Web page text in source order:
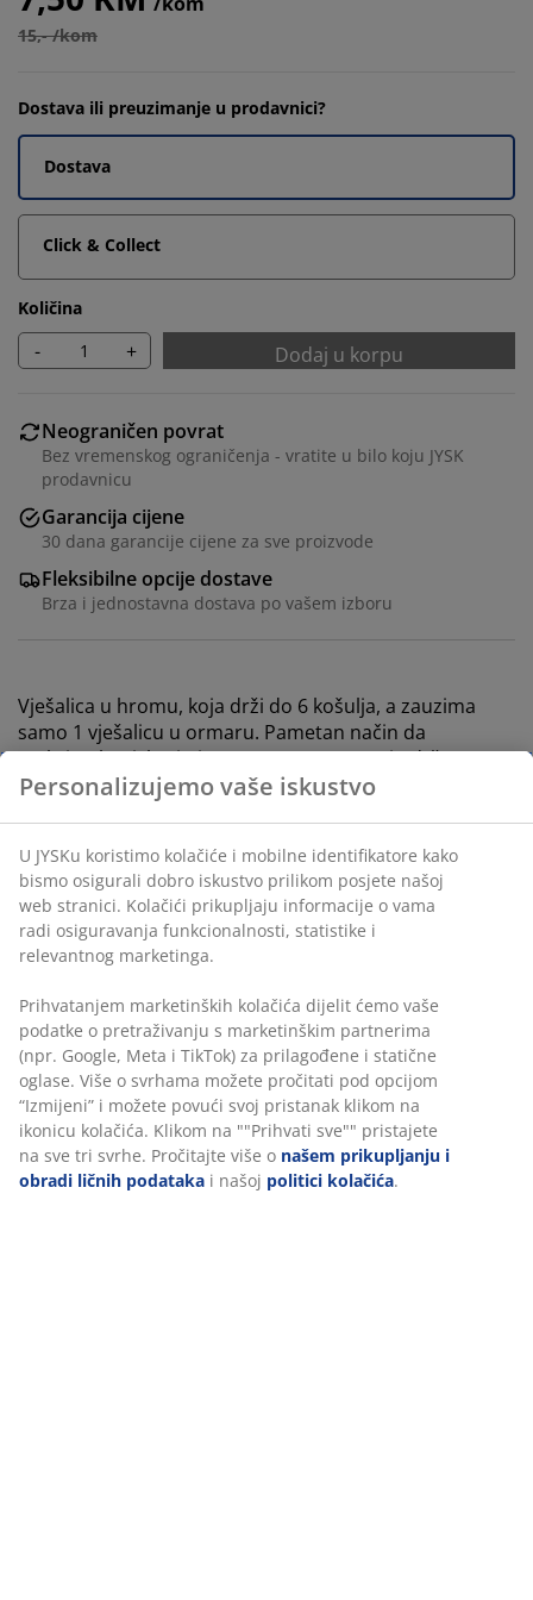
15,- /kom
Dostava ili preuzimanje u prodavnici?
Dostava
Click & Collect
Količina
- + Dodaj u korpu
Neograničen povrat
Bez vremenskog ograničenja - vratite u bilo koju JYSK
prodavnicu
Garancija cijene
30 dana garancije cijene za sve proizvode
Fleksibilne opcije dostave
Brza i jednostavna dostava po vašem izboru
Vješalica u hromu, koja drži do 6 košulja, a zauzima
samo 1 vješalicu u ormaru. Pametan način da
maksimalno iskoristite prostor u ormaru i održavate
košulje organiziranim i bez nabora. D41xV65 cm
šifra artikla: 3979102
Podaci o proizvodu
Recenzije
(116)
Dostava
Personalizujemo vaše iskustvo
U JYSKu koristimo kolačiće i mobilne identifikatore kako
bismo osigurali dobro iskustvo prilikom posjete našoj
web stranici. Kolačići prikupljaju informacije o vama
radi osiguravanja funkcionalnosti, statistike i
relevantnog marketinga.
Prihvatanjem marketinških kolačića dijelit ćemo vaše
podatke o pretraživanju s marketinškim partnerima
(npr. Google, Meta i TikTok) za prilagođene i statične
oglase. Više o svrhama možete pročitati pod opcijom
“Izmijeni” i možete povući svoj pristanak klikom na
ikonicu kolačića. Klikom na ""Prihvati sve"" pristajete
na sve tri svrhe. Pročitajte više o našem prikupljanju i
obradi ličnih podataka i našoj politici kolačića.